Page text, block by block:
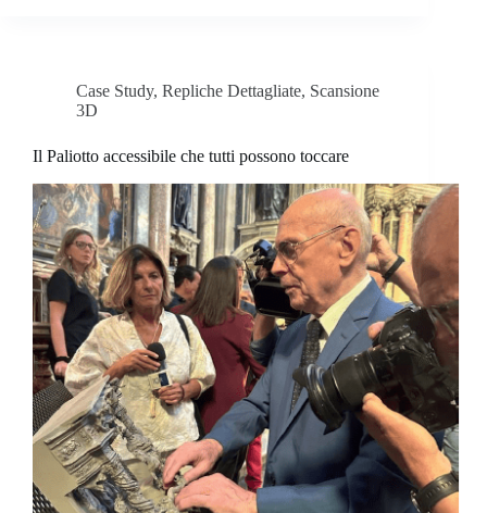
Case Study, Repliche Dettagliate, Scansione
3D
Il Paliotto accessibile che tutti possono toccare